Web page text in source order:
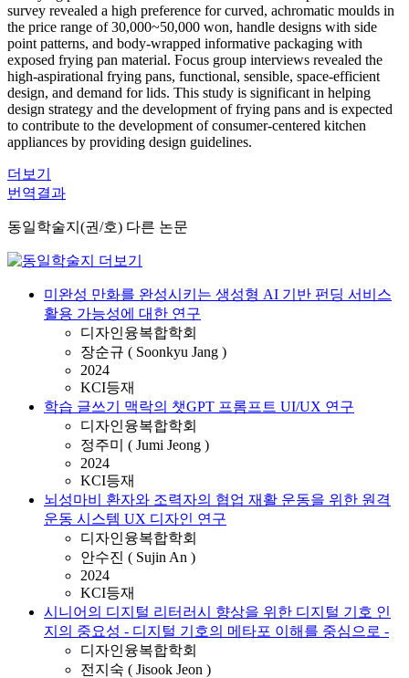
survey revealed a high preference for curved, achromatic moulds in
the price range of 30,000~50,000 won, handle designs with side
point patterns, and body-wrapped informative packaging with
exposed frying pan material. Focus group interviews revealed the
high-aspirational frying pans, functional, sensible, space-efficient
design, and demand for lids. This study is significant in helping
design strategy and the development of frying pans and is expected
to contribute to the development of consumer-centered kitchen
appliances by providing design guidelines.
더보기
번역결과
동일학술지(권/호) 다른 논문
미완성 만화를 완성시키는 생성형 AI 기반 펀딩 서비스
활용 가능성에 대한 연구
디자인융복합학회
장순규 ( Soonkyu Jang )
2024
KCI등재
학습 글쓰기 맥락의 챗GPT 프롬프트 UI/UX 연구
디자인융복합학회
정주미 ( Jumi Jeong )
2024
KCI등재
뇌성마비 환자와 조력자의 협업 재활 운동을 위한 원격
운동 시스템 UX 디자인 연구
디자인융복합학회
안수진 ( Sujin An )
2024
KCI등재
시니어의 디지털 리터러시 향상을 위한 디지털 기호 인
지의 중요성 - 디지털 기호의 메타포 이해를 중심으로 -
디자인융복합학회
전지숙 ( Jisook Jeon )